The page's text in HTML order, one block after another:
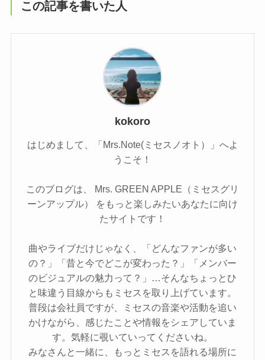
この記事を書いた人
kokoro
はじめまして、「Mrs.Note(ミセスノオト）」へよ
うこそ！
このブログは、 Mrs. GREEN APPLE（ミセスグリ
ーンアップル） をもっと楽しみたいあなたに向け
たサイトです！
曲やライブだけじゃなく、「どんなファンが多い
の？」「昔と今でどこが変わった？」「メンバー
のビジュアルの魅力って？」…そんなちょっとひ
と味違う目線からもミセスを取り上げています。
普段は会社員ですが、ミセスの音楽や活動を追い
かけながら、感じたことや情報をシェアしていま
す。気軽に覗いていってくださいね。
みなさんと一緒に、もっとミセスを語れる場所に